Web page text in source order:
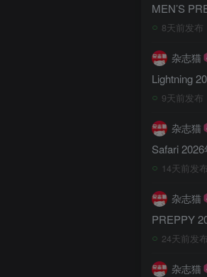
MEN’S
8天前发布
杂志猫
Lightning
9天前发布
杂志猫
Safari
14天前发布
杂志猫
PREPPY
24天前发布
杂志猫